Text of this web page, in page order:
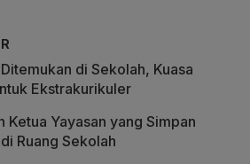
di Sekolah, Kuasa
Ekstrakurikuler
Ketua Yayasan yang Simpan
Ruang Sekolah